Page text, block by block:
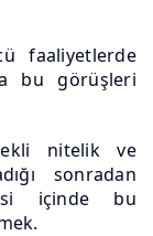
faaliyetlerde
bu görüşleri
nitelik ve
sonradan
içinde bu